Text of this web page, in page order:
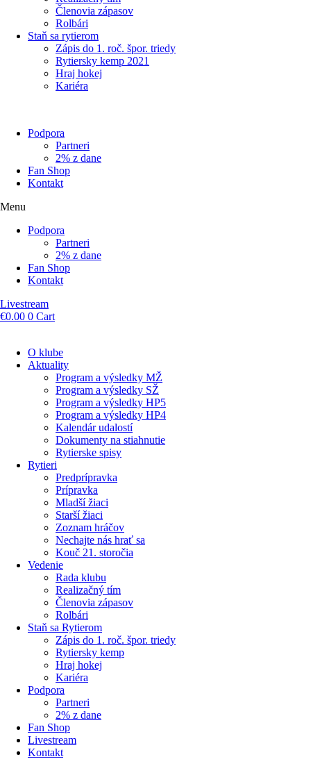
Členovia zápasov
Rolbári
Staň sa rytierom
Zápis do 1. roč. špor. triedy
Rytiersky kemp 2021
Hraj hokej
Kariéra
Podpora
Partneri
2% z dane
Fan Shop
Kontakt
Menu
Podpora
Partneri
2% z dane
Fan Shop
Kontakt
Livestream
€0.00 0 Cart
O klube
Aktuality
Program a výsledky MŽ
Program a výsledky SŽ
Program a výsledky HP5
Program a výsledky HP4
Kalendár udalostí
Dokumenty na stiahnutie
Rytierske spisy
Rytieri
Predprípravka
Prípravka
Mladší žiaci
Starší žiaci
Zoznam hráčov
Nechajte nás hrať sa
Kouč 21. storočia
Vedenie
Rada klubu
Realizačný tím
Členovia zápasov
Rolbári
Staň sa Rytierom
Zápis do 1. roč. špor. triedy
Rytiersky kemp
Hraj hokej
Kariéra
Podpora
Partneri
2% z dane
Fan Shop
Livestream
Kontakt